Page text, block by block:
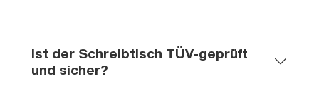
Ist der Schreibtisch TÜV-geprüft
und sicher?